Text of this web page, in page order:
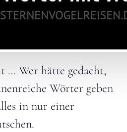
… Wer hätte gedacht,
Wörter geben
in nur einer